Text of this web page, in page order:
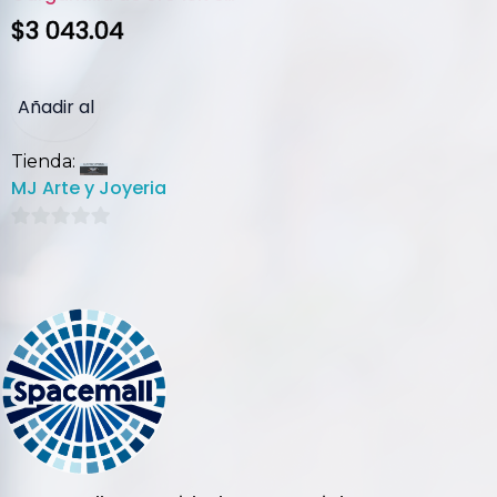
$3 043.04
Añadir al
carrito
Tienda:
MJ Arte y Joyeria